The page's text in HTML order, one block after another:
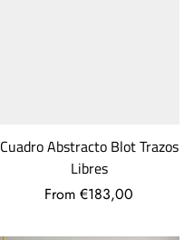
Cuadro Abstracto Blot Trazos
Libres
From €183,00